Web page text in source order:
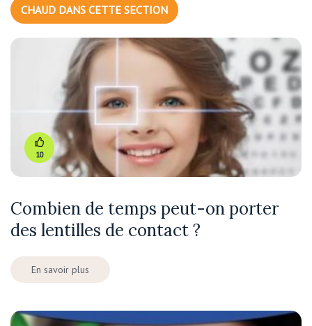
CHAUD DANS CETTE SECTION
10
Combien de temps peut-on porter
des lentilles de contact ?
En savoir plus